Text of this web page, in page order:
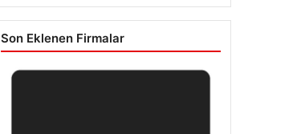
Son Eklenen Firmalar